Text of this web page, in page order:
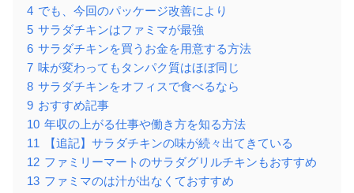
4 でも、今回のパッケージ改善により
5 サラダチキンはファミマが最強
6 サラダチキンを買うお金を用意する方法
7 味が変わってもタンパク質はほぼ同じ
8 サラダチキンをオフィスで食べるなら
9 おすすめ記事
10 年収の上がる仕事や働き方を知る方法
11
【追記】サラダチキンの味が続々出てきている
12 ファミリーマートのサラダグリルチキンもおすすめ
13 ファミマのは汁が出なくておすすめ